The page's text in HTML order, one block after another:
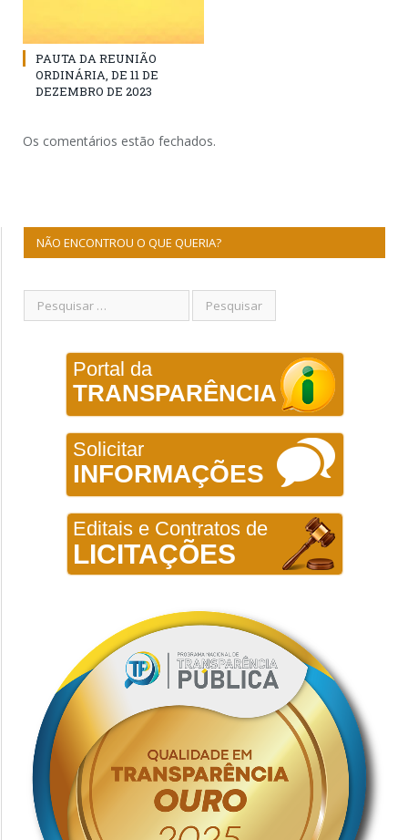
PAUTA DA REUNIÃO
ORDINÁRIA, DE 11 DE
DEZEMBRO DE 2023
Os comentários estão fechados.
NÃO ENCONTROU O QUE QUERIA?
Portal da
TRANSPARÊNCIA
Solicitar
INFORMAÇÕES
Editais e Contratos de
LICITAÇÕES